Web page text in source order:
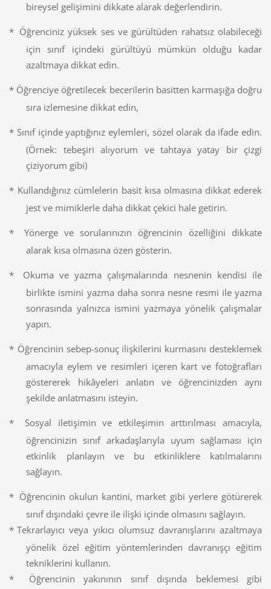
bireysel gelişimini dikkate alarak değerlendirin.
* Öğrenciniz yüksek ses ve gürültüden rahatsız olabileceği
için sınıf içindeki gürültüyü mümkün olduğu kadar
azaltmaya dikkat edin.
* Öğrenciye öğretilecek becerilerin basitten karmaşığa doğru
sıra izlemesine dikkat edin,
* Sınıf içinde yaptığınız eylemleri, sözel olarak da ifade edin.
(Örnek: tebeşiri alıyorum ve tahtaya yatay bir çizgi
çiziyorum gibi)
* Kullandığınız cümlelerin basit kısa olmasına dikkat ederek
jest ve mimiklerle daha dikkat çekici hale getirin.
*
Yönerge ve sorularınızın öğrencinin özelliğini dikkate
alarak kısa olmasına özen gösterin.
*
Okuma ve yazma çalışmalarında nesnenin kendisi ile
birlikte ismini yazma daha sonra nesne resmi ile yazma
sonrasında yalnızca ismini yazmaya yönelik çalışmalar
yapın.
* Öğrencinin sebep-sonuç ilişkilerini kurmasını desteklemek
amacıyla eylem ve resimleri içeren kart ve fotoğrafları
göstererek hikâyeleri anlatın ve öğrencinizden aynı
şekilde anlatmasını isteyin.
*
Sosyal iletişimin ve etkileşimin arttırılması amacıyla,
öğrencinizin sınıf arkadaşlarıyla uyum sağlaması için
etkinlik planlayın ve bu etkinliklere katılmalarını
sağlayın.
* Öğrencinin okulun kantini, market gibi yerlere götürerek
sınıf dışındaki çevre ile ilişki içinde olmasını sağlayın.
* Tekrarlayıcı veya yıkıcı olumsuz davranışlarını azaltmaya
yönelik özel eğitim yöntemlerinden davranışçı eğitim
tekniklerini kullanın.
*
Öğrencinin yakınının sınıf dışında beklemesi gibi